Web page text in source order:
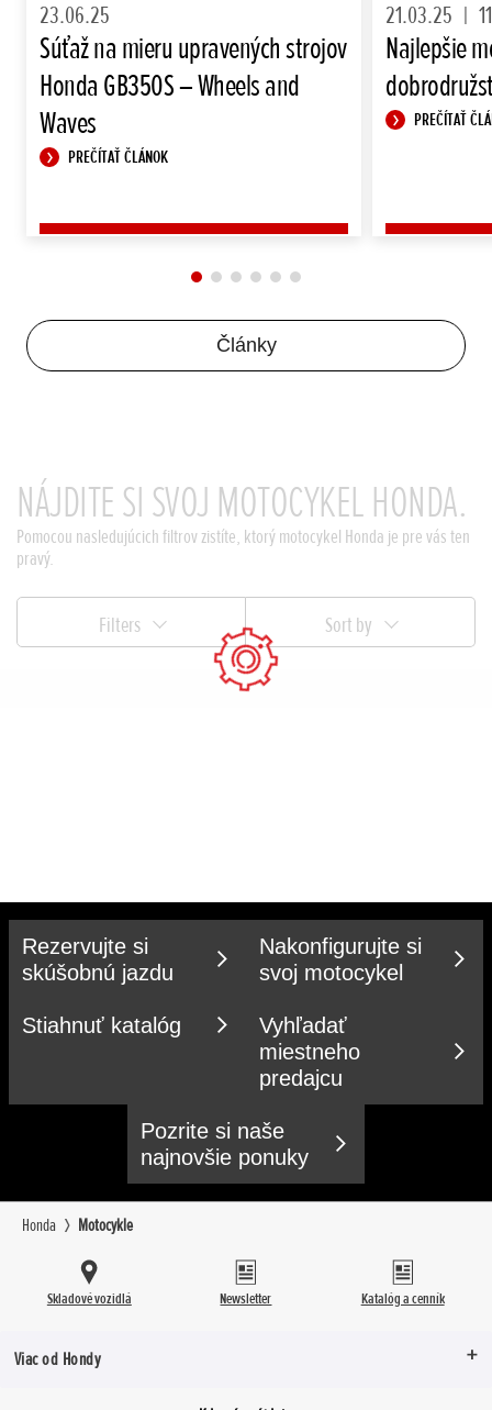
23.06.25
Súťaž na mieru upravených strojov
Honda GB350S – Wheels and
Waves
PREČÍTAŤ ČLÁNOK
21.03.25 |
Najlepšie
PREČÍTAŤ
Články
NÁJDITE SI SVOJ MOTOCYKEL HONDA.
Pomocou nasledujúcich filtrov zistíte, ktorý motocykel Honda je pre vás ten
pravý.
Filters Sort by
Rezervujte si
skúšobnú jazdu
Nakonfigurujte si
svoj motocykel
Stiahnuť katalóg
Vyhľadať
miestneho
predajcu
Pozrite si naše
najnovšie ponuky
Honda Motocykle
Skladové vozidlá Newsletter Katalóg a cenník
Viac od Hondy